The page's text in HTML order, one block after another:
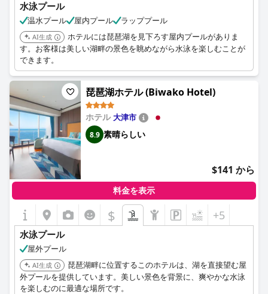
水泳プール
温水プール 屋内プール ラッププール
AI生成
ホテルには琵琶湖を見下ろす屋内プールがありま
す。お客様は美しい湖畔の景色を眺めながら水泳を楽しむことが
できます。
琵琶湖ホテル (Biwako Hotel)
ホテル大津市
8.9 素晴らしい
$141 から
料金を表示
$ +5
水泳プール
屋外プール
AI生成
琵琶湖畔に位置するこのホテルは、湖を直接望む屋
外プールを提供しています。美しい景色を背景に、爽やかな水泳
を楽しむのに最適な場所です。